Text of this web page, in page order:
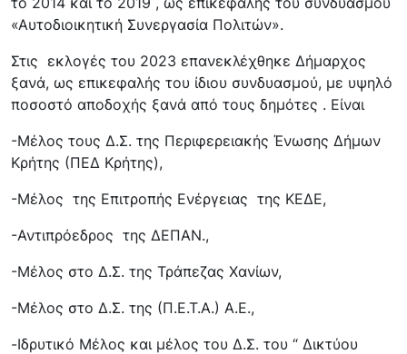
«Αυτοδιοικητική Συνεργασία Πολιτών».
Στις εκλογές του 2023 επανεκλέχθηκε Δήμαρχος
ξανά, ως επικεφαλής του ίδιου συνδυασμού, με υψηλό
ποσοστό αποδοχής ξανά από τους δημότες . Είναι
-Μέλος τους Δ.Σ. της Περιφερειακής Ένωσης Δήμων
Κρήτης (ΠΕΔ Κρήτης),
-Μέλος της Επιτροπής Ενέργειας της ΚΕΔΕ,
-Αντιπρόεδρος της ΔΕΠΑΝ.,
-Μέλος στο Δ.Σ. της Τράπεζας Χανίων,
-Μέλος στο Δ.Σ. της (Π.Ε.Τ.Α.) Α.Ε.,
-Ιδρυτικό Μέλος και μέλος του Δ.Σ. του “ Δικτύου